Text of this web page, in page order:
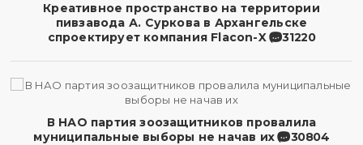
Креативное пространство на территории
пивзавода А. Суркова в Архангельске
спроектирует компания Flacon-X
31220
В НАО партия зоозащитников провалила
муниципальные выборы не начав их
30804